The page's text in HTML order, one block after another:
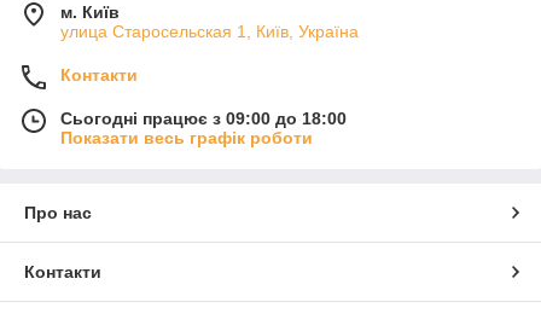
м. Київ
улица Старосельская 1, Київ, Україна
Контакти
Сьогодні працює з 09:00 до 18:00
Показати весь графік роботи
Про нас
Контакти